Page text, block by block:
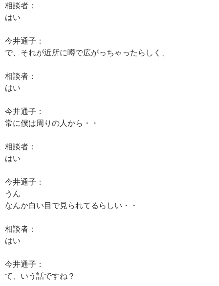
相談者：
はい
今井通子：
で、それが近所に噂で広がっちゃったらしく、
相談者：
はい
今井通子：
常に僕は周りの人から・・
相談者：
はい
今井通子：
うん
なんか白い目で見られてるらしい・・
相談者：
はい
今井通子：
て、いう話ですね？